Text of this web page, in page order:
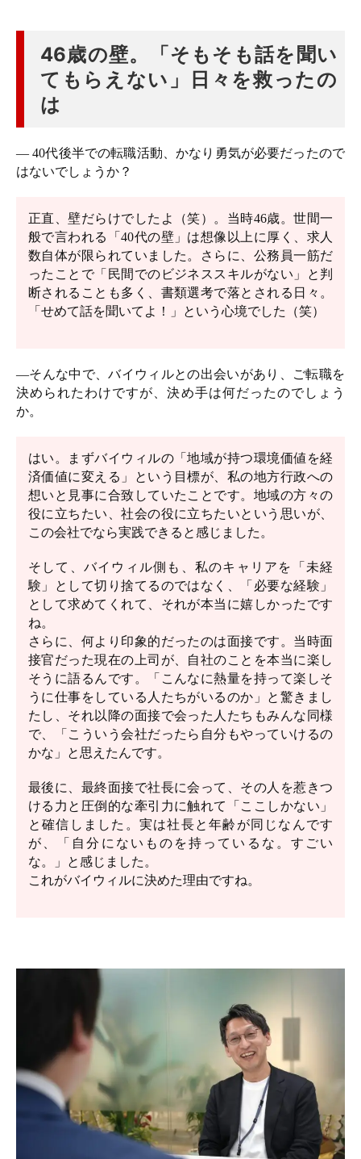
46歳の壁。「そもそも話を聞い
てもらえない」日々を救ったの
は
― 40代後半での転職活動、かなり勇気が必要だったので
はないでしょうか？
正直、壁だらけでしたよ（笑）。当時46歳。世間一
般で言われる「40代の壁」は想像以上に厚く、求人
数自体が限られていました。さらに、公務員一筋だ
ったことで「民間でのビジネススキルがない」と判
断されることも多く、書類選考で落とされる日々。
「せめて話を聞いてよ！」という心境でした（笑）
―そんな中で、バイウィルとの出会いがあり、ご転職を
決められたわけですが、決め手は何だったのでしょう
か。
はい。まずバイウィルの「地域が持つ環境価値を経
済価値に変える」という目標が、私の地方行政への
想いと見事に合致していたことです。地域の方々の
役に立ちたい、社会の役に立ちたいという思いが、
この会社でなら実践できると感じました。
そして、バイウィル側も、私のキャリアを「未経
験」として切り捨てるのではなく、「必要な経験」
として求めてくれて、それが本当に嬉しかったです
ね。
さらに、何より印象的だったのは面接です。当時面
接官だった現在の上司が、自社のことを本当に楽し
そうに語るんです。「こんなに熱量を持って楽しそ
うに仕事をしている人たちがいるのか」と驚きまし
たし、それ以降の面接で会った人たちもみんな同様
で、「こういう会社だったら自分もやっていけるの
かな」と思えたんです。
最後に、最終面接で社長に会って、その人を惹きつ
ける力と圧倒的な牽引力に触れて「ここしかない」
と確信しました。実は社長と年齢が同じなんです
が、「自分にないものを持っているな。すごい
な。」と感じました。
これがバイウィルに決めた理由ですね。